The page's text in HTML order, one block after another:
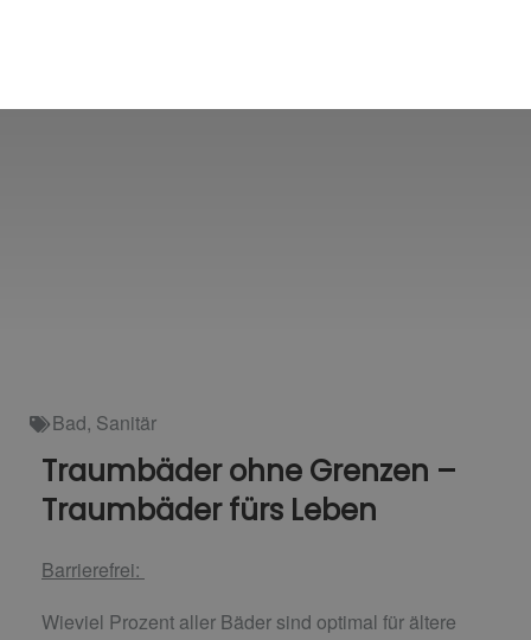
Bad, Sanitär
Traumbäder ohne Grenzen –
Traumbäder fürs Leben
Barrierefrei:
Wieviel Prozent aller Bäder sind optimal für ältere